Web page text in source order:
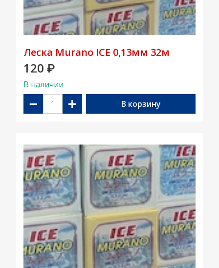
Леска Murano ICE 0,13мм 32м
120 ₽
В наличии
− + В корзину